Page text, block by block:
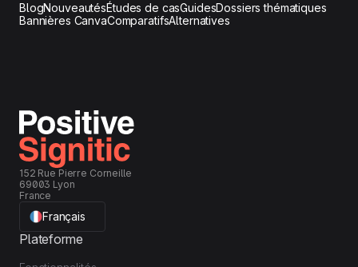
BlogNouveautésÉtudes de casGuidesDossiers thématiques
Bannières CanvaComparatifsAlternatives
152 Rue Pierre Corneille
69003 Lyon
France
Français
Plateforme